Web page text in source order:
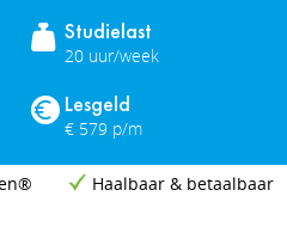
Studielast
20 uur/week
Lesgeld
€ 579 p/m
Haalbaar & betaalbaar